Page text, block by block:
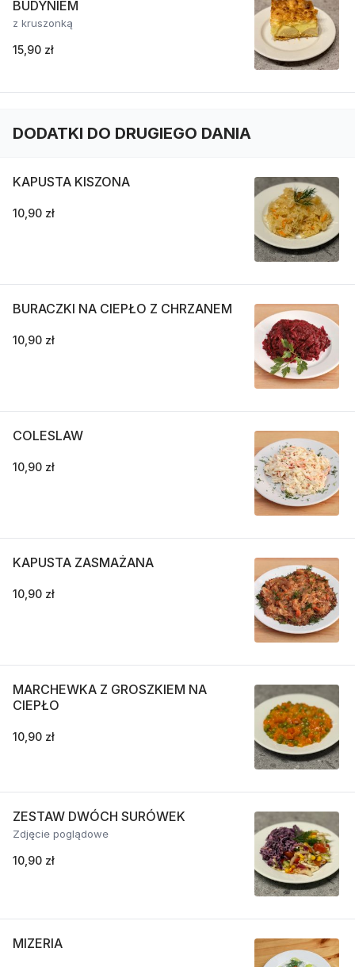
BUDYNIEM
z kruszonką
15,90 zł
DODATKI DO DRUGIEGO DANIA
KAPUSTA KISZONA
10,90 zł
BURACZKI NA CIEPŁO Z CHRZANEM
10,90 zł
COLESLAW
10,90 zł
KAPUSTA ZASMAŻANA
10,90 zł
MARCHEWKA Z GROSZKIEM NA
CIEPŁO
10,90 zł
ZESTAW DWÓCH SURÓWEK
Zdjęcie poglądowe
10,90 zł
MIZERIA